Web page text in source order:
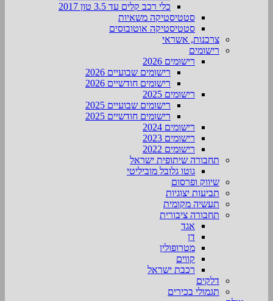
כלי רכב קלים עד 3.5 טון 2017
סטטיסטיקה משאיות
סטטיסטיקה אוטובוסים
צרכנות, אשראי
רישומים
רישומים 2026
רישומים שבועיים 2026
רישומים חודשיים 2026
רישומים 2025
רישומים שבועיים 2025
רישומים חודשיים 2025
רישומים 2024
רישומים 2023
רישומים 2022
תחבורה שיתופית ישראל
גוטו גלובל מוביליטי
שיווק ופרסום
תביעות יצוגיות
תעשיה מקומית
תחבורה ציבורית
אגד
דן
מטרופולין
קווים
רכבת ישראל
דלקים
תגמולי בכירים